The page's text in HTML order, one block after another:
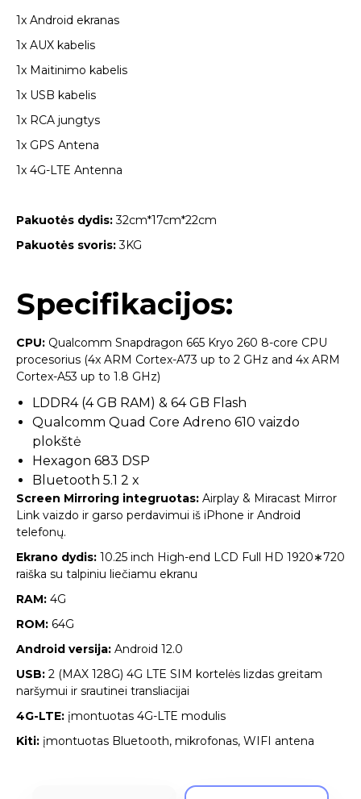
1x Android ekranas
1x AUX kabelis
1x Maitinimo kabelis
1x USB kabelis
1x RCA jungtys
1x GPS Antena
1x 4G-LTE Antenna
Pakuotės dydis:32cm*17cm*22cm
Pakuotės svoris:3KG
Specifikacijos:
CPU: Qualcomm Snapdragon 665 Kryo 260 8-core CPU
procesorius (4x ARM Cortex-A73 up to 2 GHz and 4x ARM
Cortex-A53 up to 1.8 GHz)
LDDR4 (4 GB RAM) & 64 GB Flash
Qualcomm Quad Core Adreno 610 vaizdo
plokštė
Hexagon 683 DSP
Bluetooth 5.1 2 x
Screen Mirroring integruotas: Airplay & Miracast Mirror
Link vaizdo ir garso perdavimui iš iPhone ir Android
telefonų.
Ekrano dydis: 10.25 inch High-end LCD Full HD 1920∗720
raiška su talpiniu liečiamu ekranu
RAM: 4G
ROM: 64G
Android versija: Android 12.0
USB: 2 (MAX 128G) 4G LTE SIM kortelės lizdas greitam
naršymui ir srautinei transliacijai
4G-LTE: įmontuotas 4G-LTE modulis
Kiti: įmontuotas Bluetooth, mikrofonas, WIFI antena